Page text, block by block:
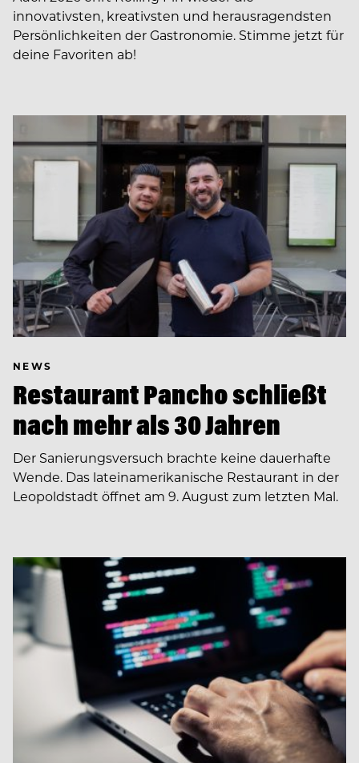
innovativsten, kreativsten und herausragendsten
Persönlichkeiten der Gastronomie. Stimme jetzt für
deine Favoriten ab!
NEWS
Restaurant Pancho schließt
nach mehr als 30 Jahren
Der Sanierungsversuch brachte keine dauerhafte
Wende. Das lateinamerikanische Restaurant in der
Leopoldstadt öffnet am 9. August zum letzten Mal.